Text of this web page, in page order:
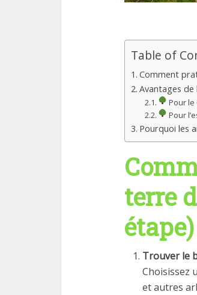
Table of
Comment
Avantages de
Pour le
Pour
Pourquoi les
terre
étape)
Trouver le
Choisissez
et autres